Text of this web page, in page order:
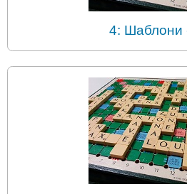
4: Шаблони